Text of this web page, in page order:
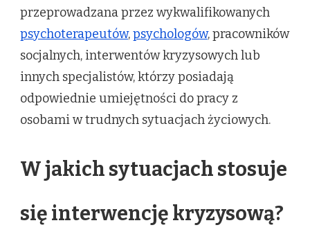
przeprowadzana przez wykwalifikowanych
psychoterapeutów,psychologów, pracowników
socjalnych, interwentów kryzysowych lub
innych specjalistów, którzy posiadają
odpowiednie umiejętności do pracy z
osobami w trudnych sytuacjach życiowych.
W jakich sytuacjach stosuje
się interwencję kryzysową?